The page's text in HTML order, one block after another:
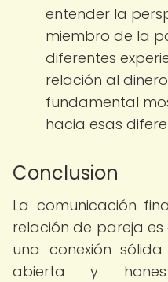
entender la
miembro de la
diferentes
relación al
fundamental
hacia esas
Conclusion
La comunicación
relación de pareja
una conexión
abierta y